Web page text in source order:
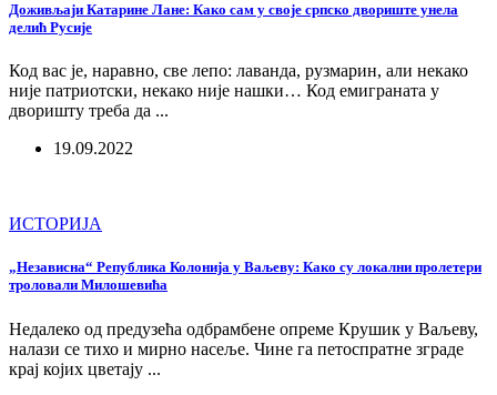
Доживљаји Катарине Лане: Како сам у своје српско двориште унела
делић Русије
Код вас је, наравно, све лепо: лаванда, рузмарин, али некако
није патриотски, некако није нашки… Код емиграната у
дворишту треба да ...
19.09.2022
ИСТОРИЈА
„Независна“ Република Колонија у Ваљеву: Како су локални пролетери
троловали Милошевића
Недалеко од предузећа одбрамбене опреме Крушик у Ваљеву,
налази се тихо и мирно насеље. Чине га петоспратне зграде
крај којих цветају ...